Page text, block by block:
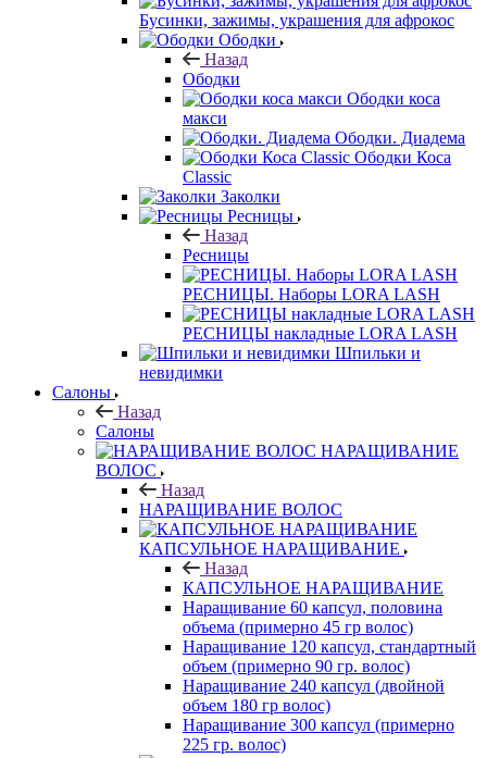
Бусинки, зажимы, украшения для афрокос
Ободки
Назад
Ободки
Ободки коса
макси
Ободки. Диадема
Ободки Коса
Classic
Заколки
Ресницы
Назад
Ресницы
РЕСНИЦЫ. Наборы LORA LASH
РЕСНИЦЫ накладные LORA LASH
Шпильки и
невидимки
Салоны
Назад
Салоны
НАРАЩИВАНИЕ
ВОЛОС
Назад
НАРАЩИВАНИЕ ВОЛОС
КАПСУЛЬНОЕ НАРАЩИВАНИЕ
Назад
КАПСУЛЬНОЕ НАРАЩИВАНИЕ
Наращивание 60 капсул, половина
объема (примерно 45 гр волос)
Наращивание 120 капсул, стандартный
объем (примерно 90 гр. волос)
Наращивание 240 капсул (двойной
объем 180 гр волос)
Наращивание 300 капсул (примерно
225 гр. волос)